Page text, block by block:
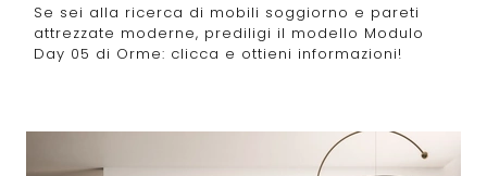
Se sei alla ricerca di mobili soggiorno e pareti
attrezzate moderne, prediligi il modello Modulo
Day 05 di Orme: clicca e ottieni informazioni!